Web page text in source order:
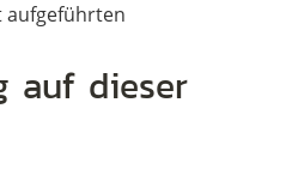
aufgeführten
auf dieser